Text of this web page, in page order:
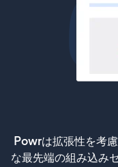
Powrは拡張性を考
な最先端の組み込み